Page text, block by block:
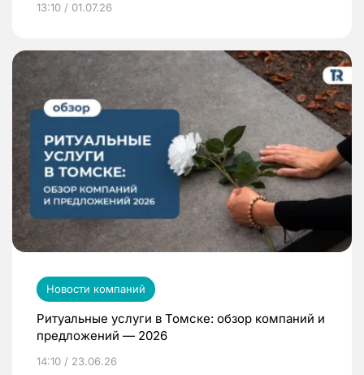
13:10 / 01.07.26
Новости компаний
Ритуальные услуги в Томске: обзор компаний и
предложений — 2026
14:10 / 23.06.26